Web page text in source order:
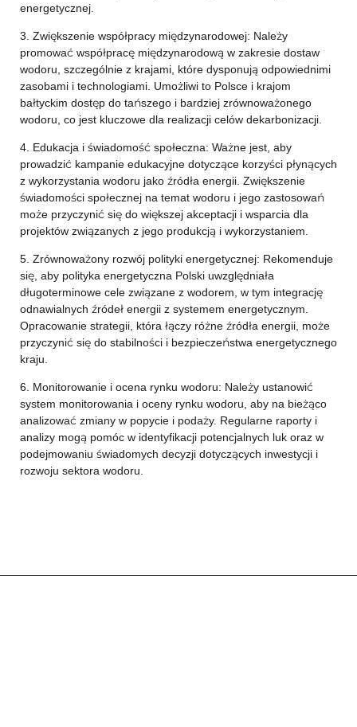
energetycznej.
3. Zwiększenie współpracy międzynarodowej: Należy
promować współpracę międzynarodową w zakresie dostaw
wodoru, szczególnie z krajami, które dysponują odpowiednimi
zasobami i technologiami. Umożliwi to Polsce i krajom
bałtyckim dostęp do tańszego i bardziej zrównoważonego
wodoru, co jest kluczowe dla realizacji celów dekarbonizacji.
4. Edukacja i świadomość społeczna: Ważne jest, aby
prowadzić kampanie edukacyjne dotyczące korzyści płynących
z wykorzystania wodoru jako źródła energii. Zwiększenie
świadomości społecznej na temat wodoru i jego zastosowań
może przyczynić się do większej akceptacji i wsparcia dla
projektów związanych z jego produkcją i wykorzystaniem.
5. Zrównoważony rozwój polityki energetycznej: Rekomenduje
się, aby polityka energetyczna Polski uwzględniała
długoterminowe cele związane z wodorem, w tym integrację
odnawialnych źródeł energii z systemem energetycznym.
Opracowanie strategii, która łączy różne źródła energii, może
przyczynić się do stabilności i bezpieczeństwa energetycznego
kraju.
6. Monitorowanie i ocena rynku wodoru: Należy ustanowić
system monitorowania i oceny rynku wodoru, aby na bieżąco
analizować zmiany w popycie i podaży. Regularne raporty i
analizy mogą pomóc w identyfikacji potencjalnych luk oraz w
podejmowaniu świadomych decyzji dotyczących inwestycji i
rozwoju sektora wodoru.